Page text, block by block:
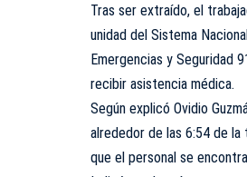
Tras ser extraído, el
unidad del Sistema
Emergencias y Seguridad
recibir asistencia médica.
Según explicó Ovidio
alrededor de las 6:54 de
que el personal se